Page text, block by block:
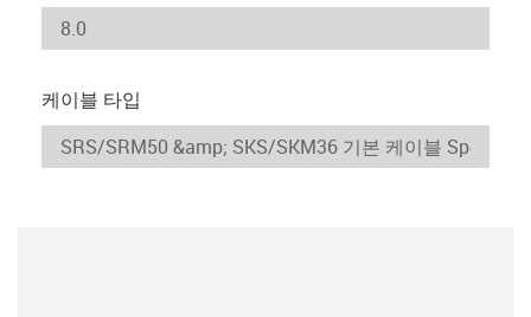
케이블 타입